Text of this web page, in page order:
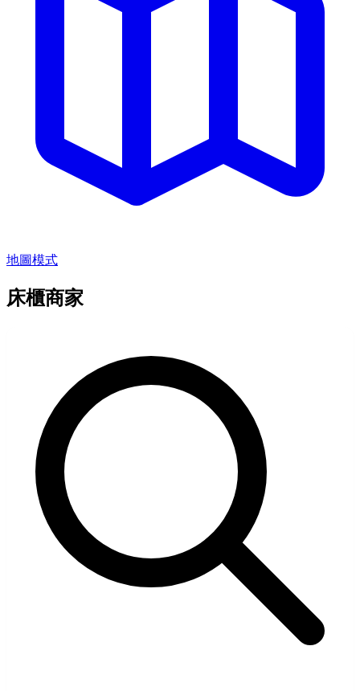
地圖模式
床櫃商家